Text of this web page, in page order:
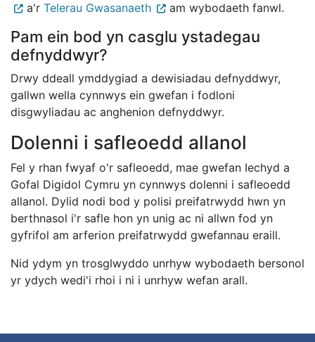
a'r Telerau Gwasanaeth am wybodaeth fanwl.
Pam ein bod yn casglu ystadegau
defnyddwyr?
Drwy ddeall ymddygiad a dewisiadau defnyddwyr,
gallwn wella cynnwys ein gwefan i fodloni
disgwyliadau ac anghenion defnyddwyr.
Dolenni i safleoedd allanol
Fel y rhan fwyaf o'r safleoedd, mae gwefan Iechyd a
Gofal Digidol Cymru yn cynnwys dolenni i safleoedd
allanol. Dylid nodi bod y polisi preifatrwydd hwn yn
berthnasol i'r safle hon yn unig ac ni allwn fod yn
gyfrifol am arferion preifatrwydd gwefannau eraill.
Nid ydym yn trosglwyddo unrhyw wybodaeth bersonol
yr ydych wedi'i rhoi i ni i unrhyw wefan arall.